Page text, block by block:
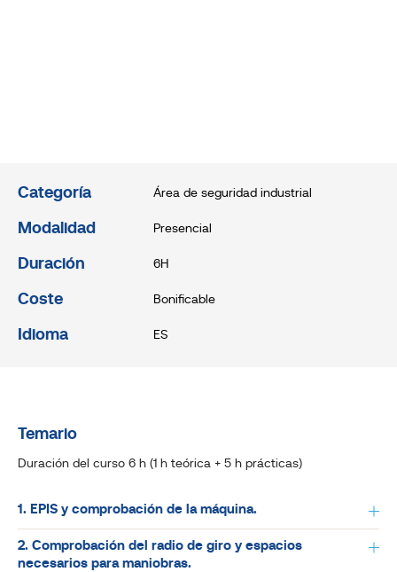
Categoría Área de seguridad industrial
Modalidad Presencial
Duración 6H
Coste Bonificable
Idioma ES
Temario
Duración del curso 6 h (1 h teórica + 5 h prácticas)
1. EPIS y comprobación de la máquina.
2. Comprobación del radio de giro y espacios
necesarios para maniobras.